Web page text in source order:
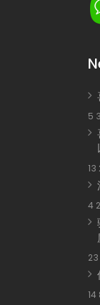
5
13
4
23
14